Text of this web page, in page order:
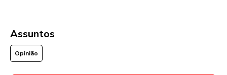
Assuntos
Opinião